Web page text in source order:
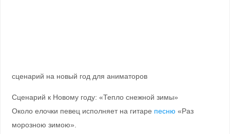
сценарий на новый год для аниматоров
Сценарий к Новому году: «Тепло снежной зимы»
Около елочки певец исполняет на гитаре песню «Раз
морозною зимою».